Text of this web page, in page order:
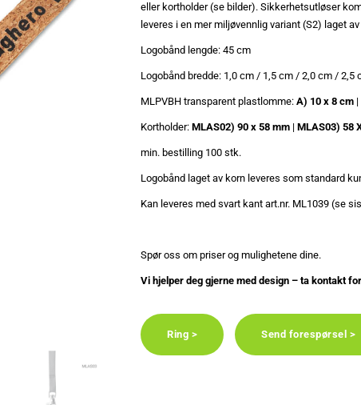
eller kortholder (se bilder). Sikkerhetsutløser
leveres i en mer miljøvennlig variant (S2) laget
Logobånd lengde: 45 cm
Logobånd bredde: 1,0 cm / 1,5 cm / 2,0 cm / 2,5
MLPVBH transparent plastlomme:A) 10 x 8 cm |
Kortholder:MLAS02) 90 x 58 mm |MLAS03) 58
min. bestilling 100 stk.
Logobånd laget av korn leveres som standard
Kan leveres med svart kant art.nr. ML1039 (se
Spør oss om priser og mulighetene dine.
Vi hjelper deg gjerne med design – ta kontakt
Ring > Send forespørsel >